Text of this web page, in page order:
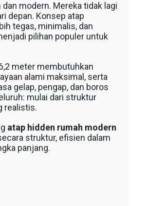
modern. Mereka tidak lagi
depan. Konsep atap
tegas, minimalis, dan
pilihan populer untuk
meter membutuhkan
alami maksimal, serta
gelap, pengap, dan boros
mulai dari struktur
realistis.
atap hidden rumah modern
struktur, efisien dalam
panjang.